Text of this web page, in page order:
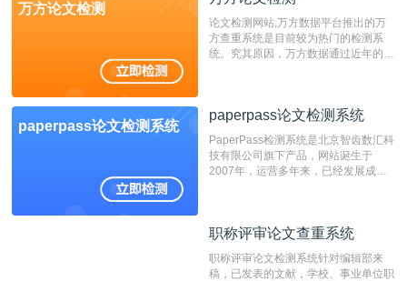
万方论文检测
论文检测网站,万方数据平台推出的万
方查重系统是目前较为热门的检测系
统。究其原因，万方数据通过近年的发
非。其次，相对于知网而言，万方检测
重的推荐系统。
paperpass论文检测系统
paperpass论文检测系统
PaperPass检测系统是北京智齿数汇科
技有限公司旗下产品，网站诞生于
2007年，运营多年来，已经发展成为
检测速度快、精度高，市场反映良好。
职称评审论文查重系统
职称评审论文检测系统针对编辑部来
稿，已发表的文献，学校、事业单位职